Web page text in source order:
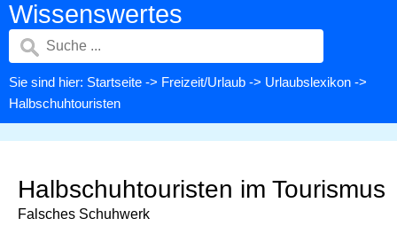
Wissenswertes
Sie sind hier: Startseite -> Freizeit/Urlaub -> Urlaubslexikon ->
Halbschuhtouristen
Halbschuhtouristen im Tourismus
Falsches Schuhwerk